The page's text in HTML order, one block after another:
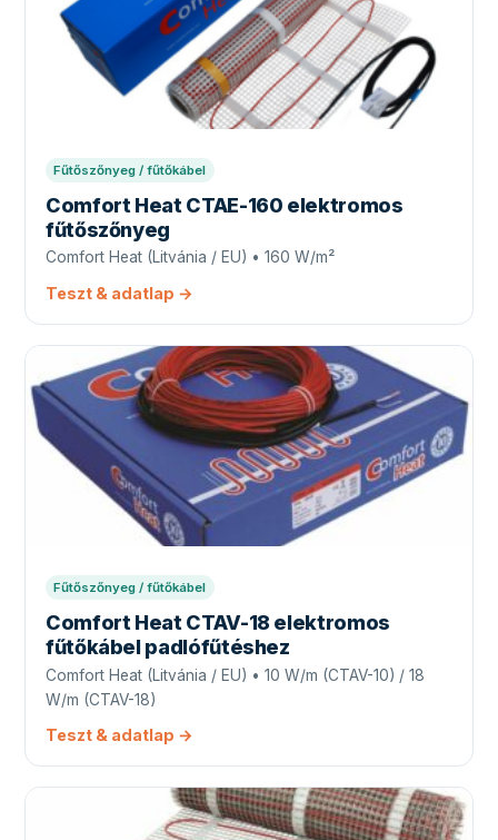
Fűtőszőnyeg / fűtőkábel
Comfort Heat CTAE-160 elektromos
fűtőszőnyeg
Comfort Heat (Litvánia / EU) • 160 W/m²
Teszt & adatlap →
Fűtőszőnyeg / fűtőkábel
Comfort Heat CTAV-18 elektromos
fűtőkábel padlófűtéshez
Comfort Heat (Litvánia / EU) • 10 W/m (CTAV-10) / 18
W/m (CTAV-18)
Teszt & adatlap →